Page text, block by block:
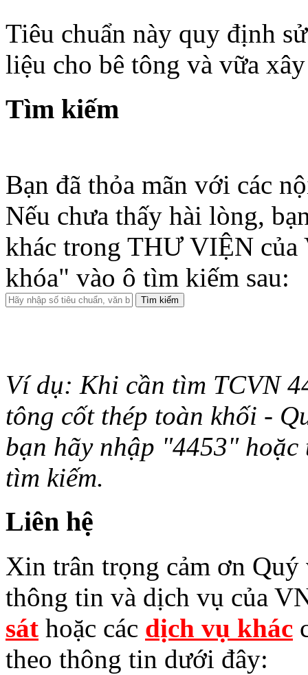
Tiêu chuẩn này quy định
liệu cho bê tông và vữa
Tìm kiếm
Bạn đã thỏa mãn với các
Nếu chưa thấy hài lòng,
khác trong THƯ VIỆN của
khóa" vào ô tìm kiếm sau:
Ví dụ: Khi cần tìm TCVN
tông cốt thép toàn khối -
bạn hãy nhập "4453"
tìm kiếm.
Liên hệ
Xin trân trọng cảm ơn
thông tin và dịch vụ của
sát hoặc các dịch vụ khác
theo thông tin dưới đây: